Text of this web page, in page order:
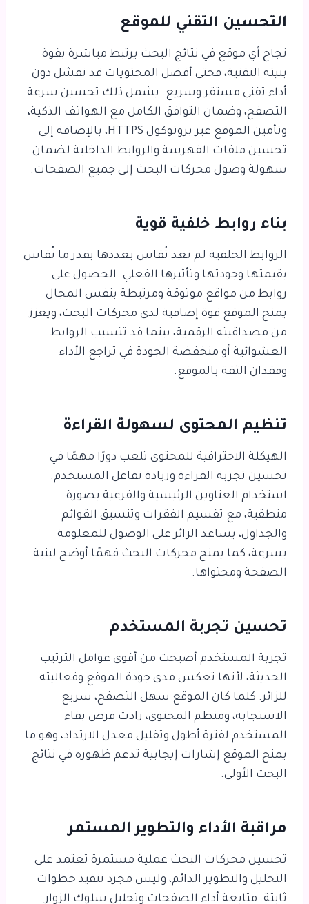
التحسين التقني للموقع
نجاح أي موقع في نتائج البحث يرتبط مباشرة بقوة
بنيته التقنية، فحتى أفضل المحتويات قد تفشل دون
أداء تقني مستقر وسريع. يشمل ذلك تحسين سرعة
التصفح، وضمان التوافق الكامل مع الهواتف الذكية،
وتأمين الموقع عبر بروتوكول HTTPS، بالإضافة إلى
تحسين ملفات الفهرسة والروابط الداخلية لضمان
سهولة وصول محركات البحث إلى جميع الصفحات.
بناء روابط خلفية قوية
الروابط الخلفية لم تعد تُقاس بعددها بقدر ما تُقاس
بقيمتها وجودتها وتأثيرها الفعلي. الحصول على
روابط من مواقع موثوقة ومرتبطة بنفس المجال
يمنح الموقع قوة إضافية لدى محركات البحث، ويعزز
من مصداقيته الرقمية، بينما قد تتسبب الروابط
العشوائية أو منخفضة الجودة في تراجع الأداء
وفقدان الثقة بالموقع.
تنظيم المحتوى لسهولة القراءة
الهيكلة الاحترافية للمحتوى تلعب دورًا مهمًا في
تحسين تجربة القراءة وزيادة تفاعل المستخدم.
استخدام العناوين الرئيسية والفرعية بصورة
منطقية، مع تقسيم الفقرات وتنسيق القوائم
والجداول، يساعد الزائر على الوصول للمعلومة
بسرعة، كما يمنح محركات البحث فهمًا أوضح لبنية
الصفحة ومحتواها.
تحسين تجربة المستخدم
تجربة المستخدم أصبحت من أقوى عوامل الترتيب
الحديثة، لأنها تعكس مدى جودة الموقع وفعاليته
للزائر. كلما كان الموقع سهل التصفح، سريع
الاستجابة، ومنظم المحتوى، زادت فرص بقاء
المستخدم لفترة أطول وتقليل معدل الارتداد، وهو ما
يمنح الموقع إشارات إيجابية تدعم ظهوره في نتائج
البحث الأولى.
مراقبة الأداء والتطوير المستمر
تحسين محركات البحث عملية مستمرة تعتمد على
التحليل والتطوير الدائم، وليس مجرد تنفيذ خطوات
ثابتة. متابعة أداء الصفحات وتحليل سلوك الزوار